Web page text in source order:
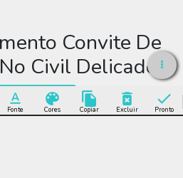
Fonte Cores Copiar Excluir Pronto
Convite De
Civil Delicado
Depoimento